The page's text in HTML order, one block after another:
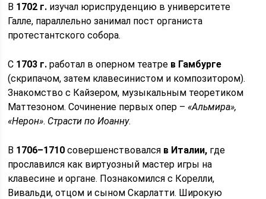
В 1702 г. изучал юриспруденцию в университете
Галле, параллельно занимал пост органиста
протестантского собора.
С 1703 г. работал в оперном театре в Гамбурге
(скрипачом, затем клавесинистом и композитором).
Знакомство с Кайзером, музыкальным теоретиком
Маттезоном. Сочинение первых опер –«Альмира»,
«Нерон». Страсти по Иоанну.
В 1706–1710 совершенствовался в Италии, где
прославился как виртуозный мастер игры на
клавесине и органе. Познакомился с Корелли,
Вивальди, отцом и сыном Скарлатти. Широкую